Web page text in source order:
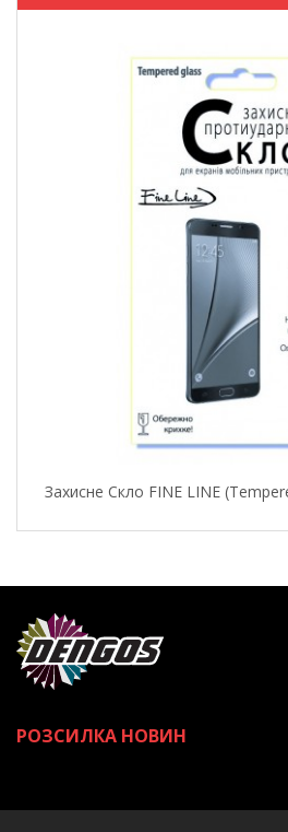
Захисне Скло FINE LINE
РОЗСИЛКА НОВИН